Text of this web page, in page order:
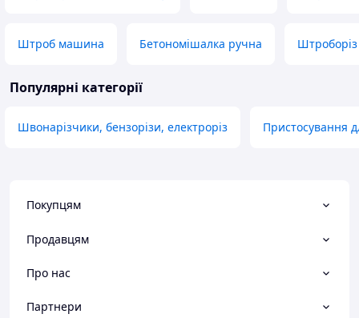
Штроб машина Бетономішалка ручна
Популярні категорії
Швонарізчики, бензорізи, електроріз Пристосування
Покупцям
Продавцям
Про нас
Партнери